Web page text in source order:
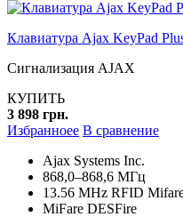
Клавиатура Ajax KeyPad
Сигнализация AJAX
КУПИТЬ
3 898 грн.
Избранноее В сравнение
Ajax Systems Inc.
868,0–868,6 МГц
13.56 MHz RFID
MiFare DESFire